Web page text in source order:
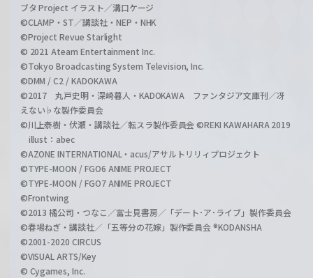
ブタ Project イラスト／溝口ケージ
©CLAMP・ST／講談社・NEP・NHK
©Project Revue Starlight
© 2021 Ateam Entertainment Inc.
©Tokyo Broadcasting System Television, Inc.
©DMM / C2 / KADOKAWA
©2017 丸戸史明・深崎暮人・KADOKAWA ファンタジア文庫刊／冴
えない♭な製作委員会
©川上泰樹・伏瀬・講談社／転スラ製作委員会 ©REKI KAWAHARA 2019
illust：abec
©AZONE INTERNATIONAL・acus/アサルトリリィプロジェクト
©TYPE-MOON / FGO6 ANIME PROJECT
©TYPE-MOON / FGO7 ANIME PROJECT
©Frontwing
©2013 橘公司・つなこ／富士見書房／「デート･ア･ライブ」製作委員会
©春場ねぎ・講談社／「五等分の花嫁」製作委員会 ®KODANSHA
©2001-2020 CIRCUS
©VISUAL ARTS/Key
© Cygames, Inc.